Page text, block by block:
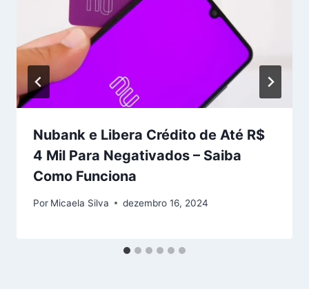
Nubank e Libera Crédito de Até R$
4 Mil Para Negativados – Saiba
Como Funciona
Por Micaela Silva dezembro 16, 2024